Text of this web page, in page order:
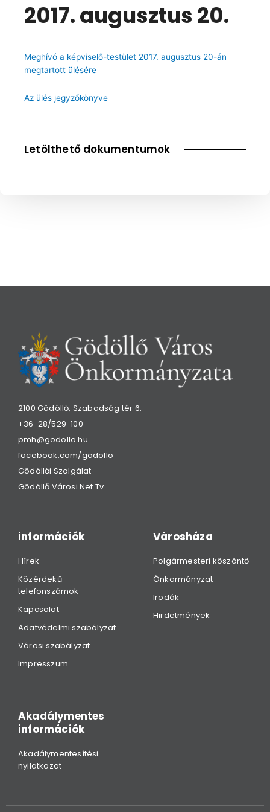
2017. augusztus 20.
Meghívó a képviselő-testület 2017. augusztus 20-án
megtartott ülésére
Az ülés jegyzőkönyve
Letölthető dokumentumok
2100 Gödöllő, Szabadság tér 6.
+36-28/529-100
pmh@godollo.hu
facebook.com/godollo
Gödöllői Szolgálat
Gödöllő Városi Net Tv
információk
Hírek
Közérdekű
telefonszámok
Kapcsolat
Adatvédelmi szabályzat
Városi szabályzat
Impresszum
Városháza
Polgármesteri köszöntő
Önkormányzat
Irodák
Hirdetmények
Akadálymentes
információk
Akadálymentesítési
nyilatkozat